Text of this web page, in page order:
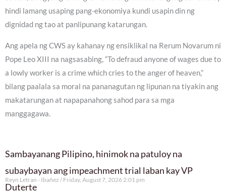
hindi lamang usaping pang-ekonomiya kundi usapin din ng
dignidad ng tao at panlipunang katarungan.
Ang apela ng CWS ay kahanay ng ensiklikal na Rerum Novarum ni
Pope Leo XIII na nagsasabing, “To defraud anyone of wages due to
a lowly worker is a crime which cries to the anger of heaven,”
bilang paalala sa moral na pananagutan ng lipunan na tiyakin ang
makatarungan at napapanahong sahod para sa mga
manggagawa.
Sambayanang Pilipino, hinimok na patuloy na
subaybayan ang impeachment trial laban kay VP
Duterte
Reyn Letran - Ibañez Friday, August 7, 2026 2:01 pm